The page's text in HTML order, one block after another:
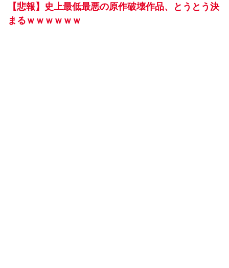
【悲報】史上最低最悪の原作破壊作品、とうとう決
まるｗｗｗｗｗｗ